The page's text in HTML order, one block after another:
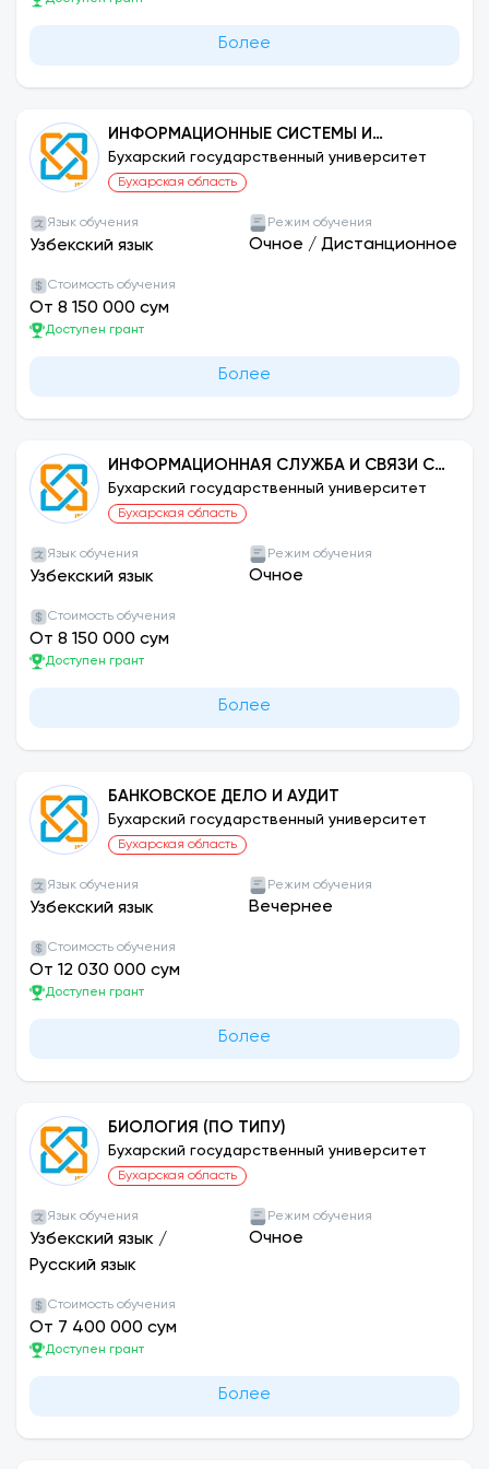
Более
ИНФОРМАЦИОННЫЕ СИСТЕМЫ И
ТЕХНОЛОГИИ (ПО СЕТЯМ И СЕКТОРАМ)
Бухарский государственный университет
Бухарская область
Язык обучения
Узбекский язык
Режим обучения
Очное / Дистанционное
Стоимость обучения
От 8 150 000 сум
Доступен грант
Более
ИНФОРМАЦИОННАЯ СЛУЖБА И СВЯЗИ С
ОБЩЕСТВЕННОСТЬЮ
Бухарский государственный университет
Бухарская область
Язык обучения
Узбекский язык
Режим обучения
Очное
Стоимость обучения
От 8 150 000 сум
Доступен грант
Более
БАНКОВСКОЕ ДЕЛО И АУДИТ
Бухарский государственный университет
Бухарская область
Язык обучения
Узбекский язык
Режим обучения
Вечернее
Стоимость обучения
От 12 030 000 сум
Доступен грант
Более
БИОЛОГИЯ (ПО ТИПУ)
Бухарский государственный университет
Бухарская область
Язык обучения
Узбекский язык /
Русский язык
Режим обучения
Очное
Стоимость обучения
От 7 400 000 сум
Доступен грант
Более